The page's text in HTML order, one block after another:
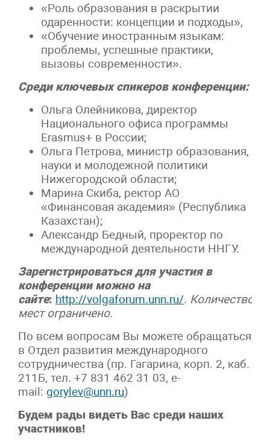
«Роль образования в раскрытии
одаренности: концепции и подходы»,
«Обучение иностранным языкам:
проблемы, успешные практики,
вызовы современности».
Среди ключевых спикеров конференции:
Ольга Олейникова, директор
Национального офиса программы
Erasmus+ в России;
Ольга Петрова, министр образования,
науки и молодежной политики
Нижегородской области;
Марина Скиба, ректор АО
«Финансовая академия» (Республика
Казахстан);
Александр Бедный, проректор по
международной деятельности ННГУ.
Зарегистрироваться для участия в
конференции можно на
сайте: http://volgaforum.unn.ru/. Количество
мест ограничено.
По всем вопросам Вы можете обращаться
в Отдел развития международного
сотрудничества (пр. Гагарина, корп. 2, каб.
211Б, тел. +7 831 462 31 03, e-
mail: gorylev@unn.ru)
Будем рады видеть Вас среди наших
участников!